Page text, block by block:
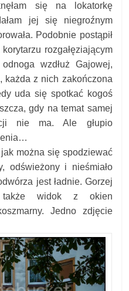
się na lokatorkę
jej się niegroźnym
Podobnie postąpił
rozgałęziającym
wzdłuż Gajowej,
każda z nich zakończona
uda się spotkać kogoś
gdy na temat samej
nie ma. Ale głupio
można się spodziewać
odświeżony i nieśmiało
jest ładnie. Gorzej
także widok z okien
Jedno zdjęcie